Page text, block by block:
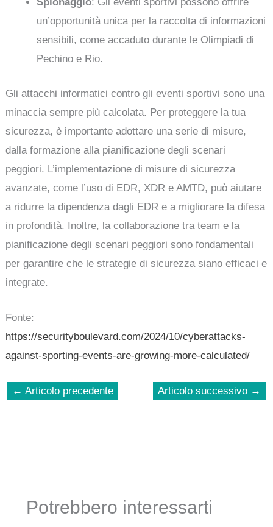
un’opportunità unica per la raccolta di informazioni
sensibili, come accaduto durante le Olimpiadi di
Pechino e Rio.
Gli attacchi informatici contro gli eventi sportivi sono una
minaccia sempre più calcolata. Per proteggere la tua
sicurezza, è importante adottare una serie di misure,
dalla formazione alla pianificazione degli scenari
peggiori. L’implementazione di misure di sicurezza
avanzate, come l’uso di EDR, XDR e AMTD, può aiutare
a ridurre la dipendenza dagli EDR e a migliorare la difesa
in profondità. Inoltre, la collaborazione tra team e la
pianificazione degli scenari peggiori sono fondamentali
per garantire che le strategie di sicurezza siano efficaci e
integrate.
Fonte:
https://securityboulevard.com/2024/10/cyberattacks-
against-sporting-events-are-growing-more-calculated/
← Articolo precedente Articolo successivo →
Potrebbero interessarti